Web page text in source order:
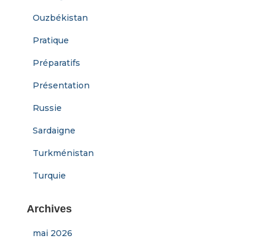
Ouzbékistan
Pratique
Préparatifs
Présentation
Russie
Sardaigne
Turkménistan
Turquie
Archives
mai 2026